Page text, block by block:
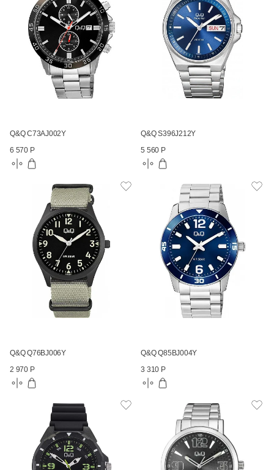
Q&Q C73AJ002Y
6 570 Р
Q&Q S396J212Y
5 560 Р
Q&Q Q76BJ006Y
2 970 Р
Q&Q Q85BJ004Y
3 310 Р